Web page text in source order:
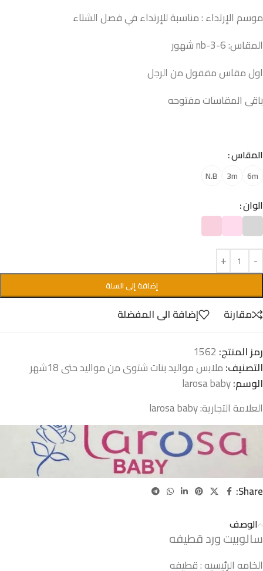
موسم الإرتداء : مناسبة للإرتداء في فصل الشتاء
المقاس: nb-3-6 شهور
اول مقاس مقفول من الرجل
باقى المقاسات مفتوحه
المقاس
6m
3m
N.B
الوان
إضافة إلى السلة
مقارنة
إضافة الى المفضلة
رمز المنتج: 1562
التصنيف:ملابس مواليد بنات شتوى من مواليد حتى 18شهر
الوسم:larosa baby
العلامة التجارية:larosa baby
Share:
الوصف
سالوبيت ورد قطيفه
الخامه الرئيسيه : قطيفه